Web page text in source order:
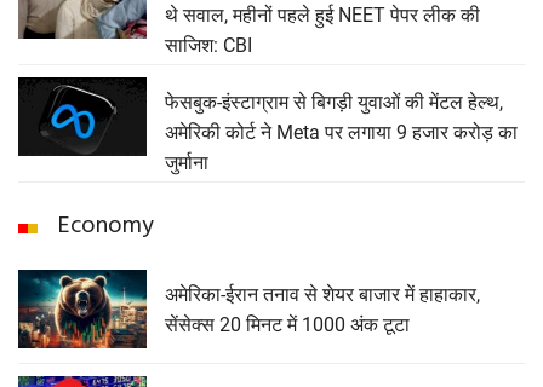
थे सवाल, महीनों पहले हुई NEET पेपर लीक की
साजिश: CBI
फेसबुक-इंस्टाग्राम से बिगड़ी युवाओं की मेंटल हेल्थ,
अमेरिकी कोर्ट ने Meta पर लगाया 9 हजार करोड़ का
जुर्माना
Economy
अमेरिका-ईरान तनाव से शेयर बाजार में हाहाकार,
सेंसेक्स 20 मिनट में 1000 अंक टूटा